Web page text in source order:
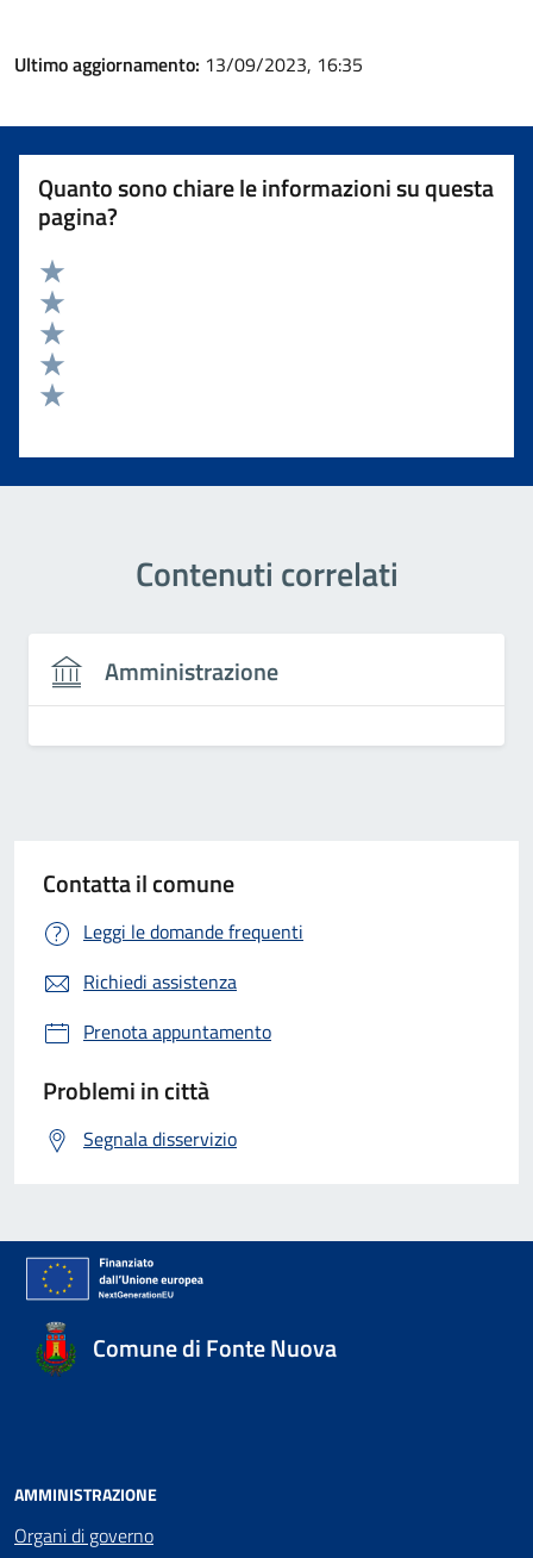
Ultimo aggiornamento: 13/09/2023, 16:35
Quanto sono chiare le informazioni su questa
pagina?
Valuta 5 stelle su 5
Valuta 4 stelle su 5
Valuta 3 stelle su 5
Valuta 2 stelle su 5
Contenuti correlati
Amministrazione
Contatta il comune
Leggi le domande frequenti
Richiedi assistenza
Prenota appuntamento
Problemi in città
Segnala disservizio
Comune di Fonte Nuova
AMMINISTRAZIONE
Organi di governo